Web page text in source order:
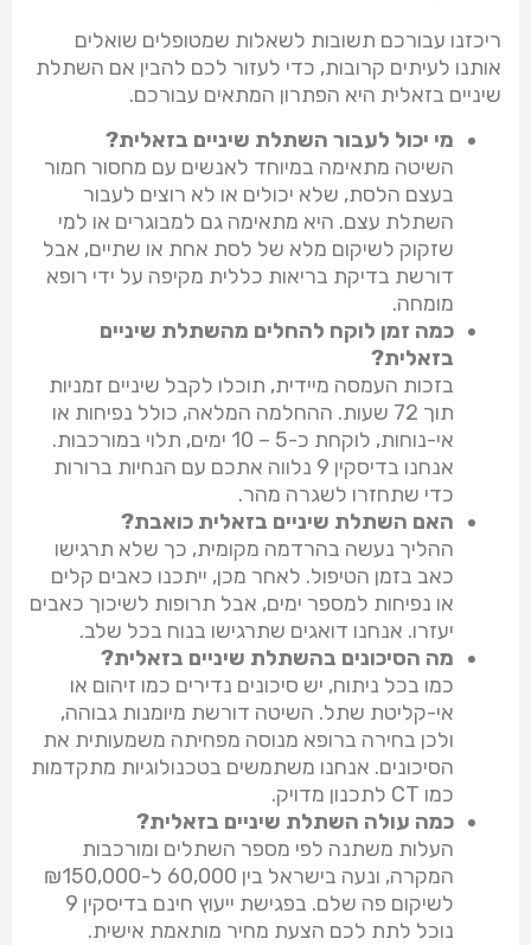
ריכזנו עבורכם תשובות לשאלות שמטופלים שואלים
אותנו לעיתים קרובות, כדי לעזור לכם להבין אם השתלת
שיניים בזאלית היא הפתרון המתאים עבורכם.
מי יכול לעבור השתלת שיניים בזאלית?
השיטה מתאימה במיוחד לאנשים עם מחסור חמור
בעצם הלסת, שלא יכולים או לא רוצים לעבור
השתלת עצם. היא מתאימה גם למבוגרים או למי
שזקוק לשיקום מלא של לסת אחת או שתיים, אבל
דורשת בדיקת בריאות כללית מקיפה על ידי רופא
מומחה.
כמה זמן לוקח להחלים מהשתלת שיניים
בזאלית?
בזכות העמסה מיידית, תוכלו לקבל שיניים זמניות
תוך 72 שעות. ההחלמה המלאה, כולל נפיחות או
אי-נוחות, לוקחת כ-10 – 5ימים, תלוי במורכבות.
אנחנו בדיסקין 9 נלווה אתכם עם הנחיות ברורות
כדי שתחזרו לשגרה מהר.
האם השתלת שיניים בזאלית כואבת?
ההליך נעשה בהרדמה מקומית, כך שלא תרגישו
כאב בזמן הטיפול. לאחר מכן, ייתכנו כאבים קלים
או נפיחות למספר ימים, אבל תרופות לשיכוך כאבים
יעזרו. אנחנו דואגים שתרגישו בנוח בכל שלב.
מה הסיכונים בהשתלת שיניים בזאלית?
כמו בכל ניתוח, יש סיכונים נדירים כמו זיהום או
אי-קליטת שתל. השיטה דורשת מיומנות גבוהה,
ולכן בחירה ברופא מנוסה מפחיתה משמעותית את
הסיכונים. אנחנו משתמשים בטכנולוגיות מתקדמות
כמו CT לתכנון מדויק.
כמה עולה השתלת שיניים בזאלית?
העלות משתנה לפי מספר השתלים ומורכבות
המקרה, ונעה בישראל בין 60,000 ל-₪150,000
לשיקום פה שלם. בפגישת ייעוץ חינם בדיסקין 9
נוכל לתת לכם הצעת מחיר מותאמת אישית.